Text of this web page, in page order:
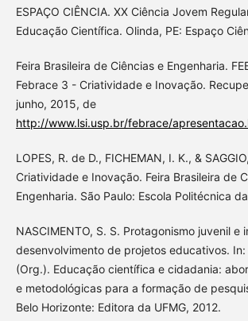
ESPAÇO CIÊNCIA. XX Ciência Jovem
Educação Científica. Olinda, PE: Espaço
Feira Brasileira de Ciências e Engenharia.
Febrace 3 - Criatividade e Inovação.
junho, 2015, de
http://www.lsi.usp.br/febrace/
LOPES, R. de D., FICHEMAN, I. K., &
Criatividade e Inovação. Feira Brasileira de
Engenharia. São Paulo: Escola Politécnica
NASCIMENTO, S. S. Protagonismo juvenil e
desenvolvimento de projetos educativos. In:
(Org.). Educação científica e cidadania:
e metodológicas para a formação de
Belo Horizonte: Editora da UFMG, 2012.